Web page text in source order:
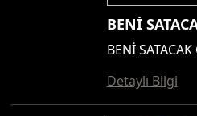
BENİ
BENİ SATACAK
Detaylı Bilgi